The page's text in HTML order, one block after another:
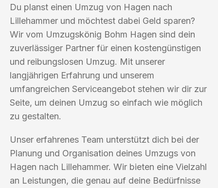
Du planst einen Umzug von Hagen nach
Lillehammer und möchtest dabei Geld sparen?
Wir vom Umzugskönig Bohm Hagen sind dein
zuverlässiger Partner für einen kostengünstigen
und reibungslosen Umzug. Mit unserer
langjährigen Erfahrung und unserem
umfangreichen Serviceangebot stehen wir dir zur
Seite, um deinen Umzug so einfach wie möglich
zu gestalten.
Unser erfahrenes Team unterstützt dich bei der
Planung und Organisation deines Umzugs von
Hagen nach Lillehammer. Wir bieten eine Vielzahl
an Leistungen, die genau auf deine Bedürfnisse